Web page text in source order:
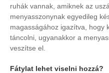
ruhák vannak, amiknek az
menyasszonynak egyedileg
magasságához igazítva, hogy
táncolni, ugyanakkor a
veszítse el.
Fátylat lehet viselni hozzá?